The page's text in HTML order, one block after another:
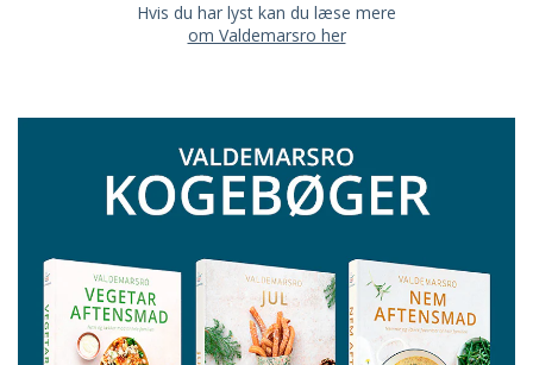
Hvis du har lyst kan du læse mere
om Valdemarsro her